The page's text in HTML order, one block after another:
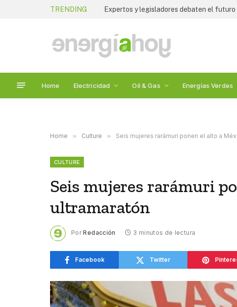
TRENDING
Home Electricidad Oil & Gas Energías Verdes
Home » Culture » Seis mujeres rarámuri ponen el alto a
CULTURE
Seis mujeres rarámuri
ultramaratón
Por Redacción 3 minutos de lectura
Facebook Twitter